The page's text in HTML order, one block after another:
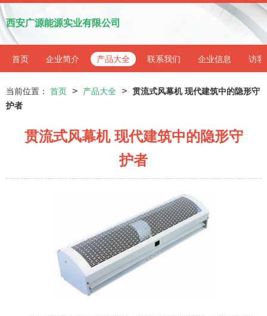
西安广源能源实业有限公司
首页 企业简介 产品大全 联系我们 企业信息 访客
当前位置： 首页 > 产品大全 > 贯流式风幕机 现代建筑中的隐形守
护者
贯流式风幕机 现代建筑中的隐形守
护者